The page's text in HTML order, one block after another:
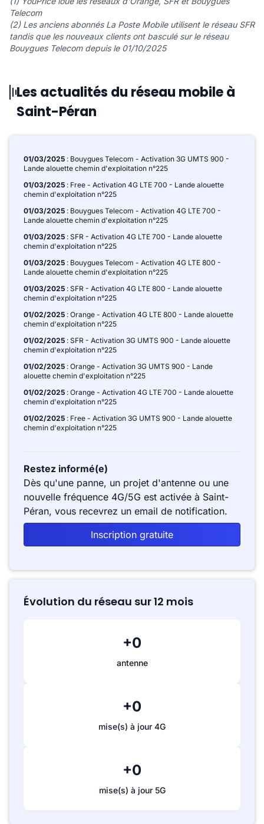
Telecom
(2) Les anciens abonnés La Poste Mobile utilisent le réseau SFR
tandis que les nouveaux clients ont basculé sur le réseau
Bouygues Telecom depuis le 01/10/2025
Les actualités du réseau mobile à
Saint-Péran
01/03/2025 : Bouygues Telecom - Activation 3G UMTS 900 -
Lande alouette chemin d'exploitation n°225
01/03/2025 : Free - Activation 4G LTE 700 - Lande alouette
chemin d'exploitation n°225
01/03/2025 : Bouygues Telecom - Activation 4G LTE 700 -
Lande alouette chemin d'exploitation n°225
01/03/2025 : SFR - Activation 4G LTE 700 - Lande alouette
chemin d'exploitation n°225
01/03/2025 : Bouygues Telecom - Activation 4G LTE 800 -
Lande alouette chemin d'exploitation n°225
01/03/2025 : SFR - Activation 4G LTE 800 - Lande alouette
chemin d'exploitation n°225
01/02/2025 : Orange - Activation 4G LTE 800 - Lande alouette
chemin d'exploitation n°225
01/02/2025 : SFR - Activation 3G UMTS 900 - Lande alouette
chemin d'exploitation n°225
01/02/2025 : Orange - Activation 3G UMTS 900 - Lande
alouette chemin d'exploitation n°225
01/02/2025 : Orange - Activation 4G LTE 700 - Lande alouette
chemin d'exploitation n°225
01/02/2025 : Free - Activation 3G UMTS 900 - Lande alouette
chemin d'exploitation n°225
Restez informé(e)
Dès qu'une panne, un projet d'antenne ou une
nouvelle fréquence 4G/5G est activée à Saint-
Péran, vous recevrez un email de notification.
Inscription gratuite
Évolution du réseau sur 12 mois
+0
antenne
+0
mise(s) à jour 4G
+0
mise(s) à jour 5G